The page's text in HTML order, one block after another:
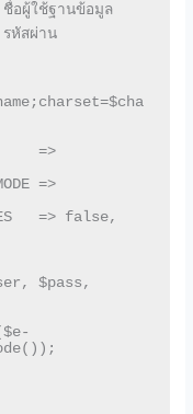
ช้ฐานข้อมูล
สผ่าน